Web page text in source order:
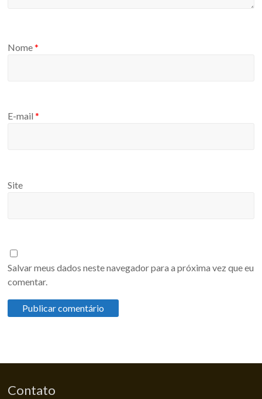
Nome*
E-mail*
Site
Salvar meus dados neste navegador para a próxima vez que eu
comentar.
Contato